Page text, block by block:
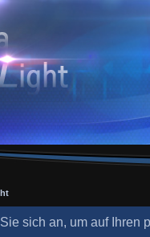
sich an, um auf Ihren